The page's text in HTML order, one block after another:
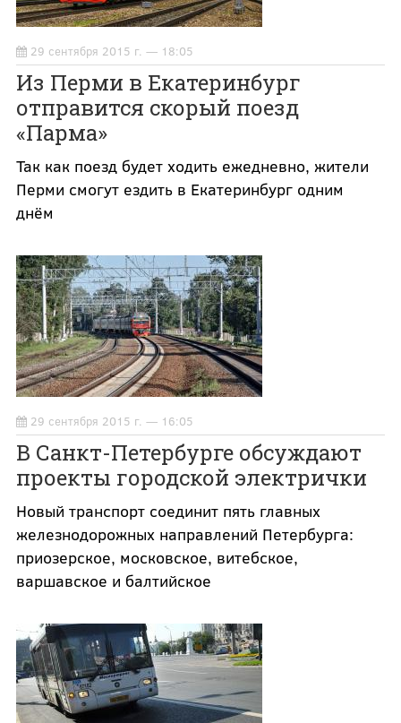
29 сентября 2015 г. — 18:05
Из Перми в Екатеринбург
отправится скорый поезд
«Парма»
Так как поезд будет ходить ежедневно, жители
Перми смогут ездить в Екатеринбург одним
днём
29 сентября 2015 г. — 16:05
В Санкт-Петербурге обсуждают
проекты городской электрички
Новый транспорт соединит пять главных
железнодорожных направлений Петербурга:
приозерское, московское, витебское,
варшавское и балтийское